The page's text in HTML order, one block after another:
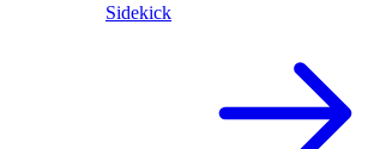
Sidekick